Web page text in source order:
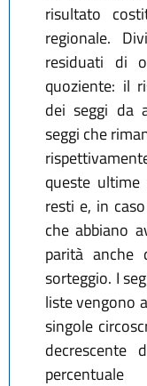
risultato
regionale.
residuati di
quoziente: il
dei seggi da
seggi che
queste
resti e, in
che abbiano
parità
sorteggio. I
liste vengono
singole
decrescente